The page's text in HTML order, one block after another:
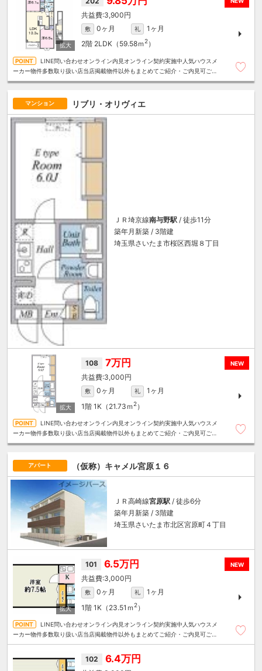
3,900円
敷 0ヶ月 礼
1ヶ月
2階 2LDK（59.58ｍ 2）
LINE問い合わせオンライン内見オンライン契約実施中人気ハウスメ
ーカー物件多数取り扱い店当店掲載物件以外もまとめてご紹介・ご内見可ご予
マンション リブリ・オリヴィエ
ＪＲ埼京線南与野駅 / 徒歩11分
築年月新築 / 3階建
埼玉県さいたま市桜区西堀８丁目
NEW
108 7万円
3,000円
敷 0ヶ月 礼
1ヶ月
1階 1K（21.73ｍ 2）
LINE問い合わせオンライン内見オンライン契約実施中人気ハウスメ
ーカー物件多数取り扱い店当店掲載物件以外もまとめてご紹介・ご内見可ご予
アパート （仮称）キャメル宮原１６
ＪＲ高崎線宮原駅 / 徒歩6分
築年月新築 / 3階建
埼玉県さいたま市北区宮原町４丁目
NEW
101 6.5万円
3,000円
敷 0ヶ月 礼
1ヶ月
1階 1K（23.51ｍ 2）
LINE問い合わせオンライン内見オンライン契約実施中人気ハウスメ
ーカー物件多数取り扱い店当店掲載物件以外もまとめてご紹介・ご内見可ご予
102 6.4万円